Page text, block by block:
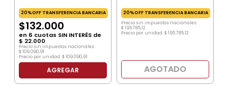
20%OFF TRANSFERENCIA BANCARIA
$132.000
en 6 cuotas SIN INTERÉS de
$ 22.000
Precio sin impuestos nacionales:
$ 109.090,91
Precio por unidad:$ 109.090,91
AGREGAR
20%OFF TRANSFERENCIA BANCARIA
Precio sin impuestos nacionales:
$ 195.785,12
Precio por unidad:$ 195.785,12
AGOTADO